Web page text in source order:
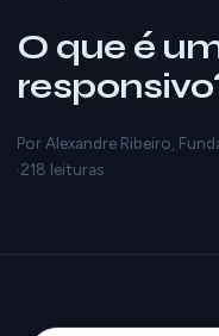
O que é
Por Alexandre Ribeiro,
·218 leituras